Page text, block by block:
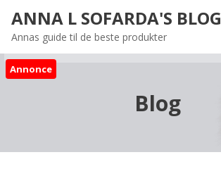
content
ANNA L SOFARDA'S BLOG
Annas guide til de beste produkter
Annonce
Blog